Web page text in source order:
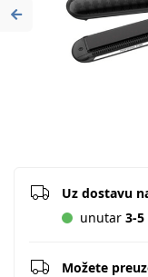
Previous
Uz dostavu
unutar 3-5
Možete